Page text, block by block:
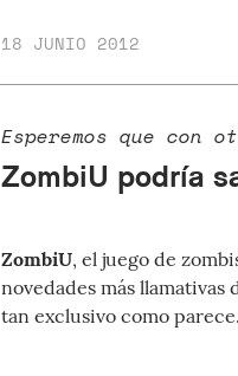
18 JUNIO 2012
Esperemos que con
ZombiU podría
ZombiU, el juego de
novedades más
tan exclusivo como parece.